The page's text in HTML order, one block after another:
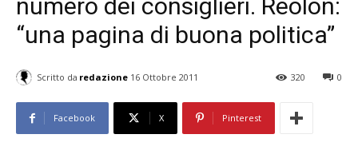
numero dei consiglieri. Reolon:
“una pagina di buona politica”
Scritto da redazione 16 Ottobre 2011 0
320
Facebook X Pinterest